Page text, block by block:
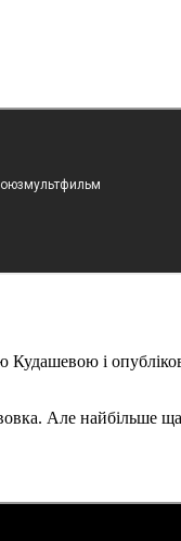
і
Але найбільше